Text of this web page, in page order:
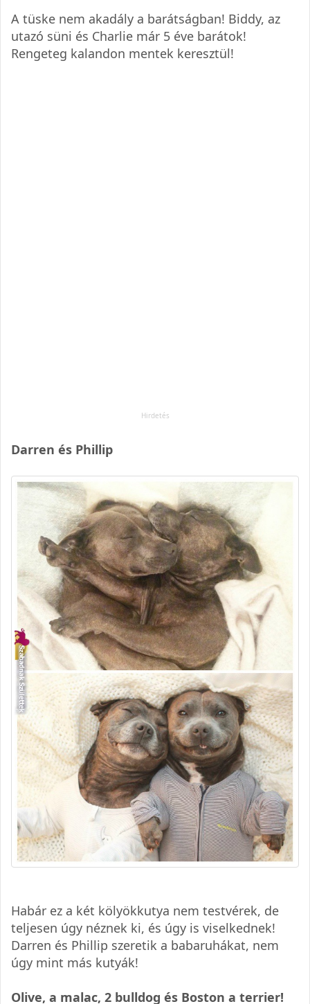
A tüske nem akadály a barátságban! Biddy, az
utazó süni és Charlie már 5 éve barátok!
Rengeteg kalandon mentek keresztül!
Darren és Phillip
Habár ez a két kölyökkutya nem testvérek, de
teljesen úgy néznek ki, és úgy is viselkednek!
Darren és Phillip szeretik a babaruhákat, nem
úgy mint más kutyák!
Olive, a malac, 2 bulldog és Boston a terrier!